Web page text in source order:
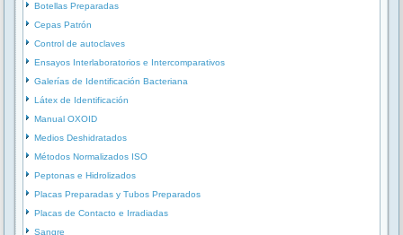
Botellas Preparadas
Cepas Patrón
Control de autoclaves
Ensayos Interlaboratorios e Intercomparativos
Galerías de Identificación Bacteriana
Látex de Identificación
Manual OXOID
Medios Deshidratados
Métodos Normalizados ISO
Peptonas e Hidrolizados
Placas Preparadas y Tubos Preparados
Placas de Contacto e Irradiadas
Sangre